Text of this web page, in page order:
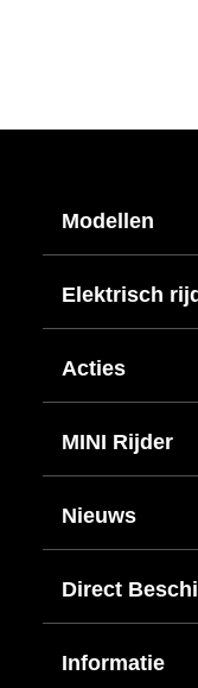
Modellen
Elektrisch
Acties
MINI Rijder
Nieuws
Direct
Informatie